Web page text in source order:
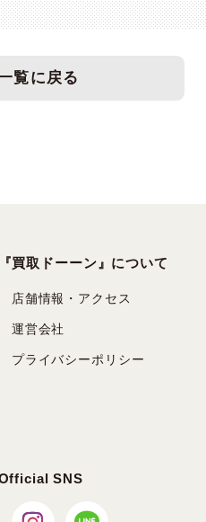
覧に戻る
『買取ドーーン』について
店舗情報・アクセス
運営会社
プライバシーポリシー
SNS